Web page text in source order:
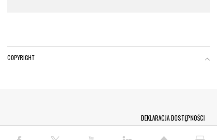
COPYRIGHT
© COPYRIGHT PAP 2026
DEKLARACJA DOSTĘPNOŚCI